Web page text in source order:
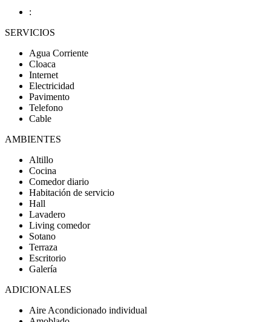
:
SERVICIOS
Agua Corriente
Cloaca
Internet
Electricidad
Pavimento
Telefono
Cable
AMBIENTES
Altillo
Cocina
Comedor diario
Habitación de servicio
Hall
Lavadero
Living comedor
Sotano
Terraza
Escritorio
Galería
ADICIONALES
Aire Acondicionado individual